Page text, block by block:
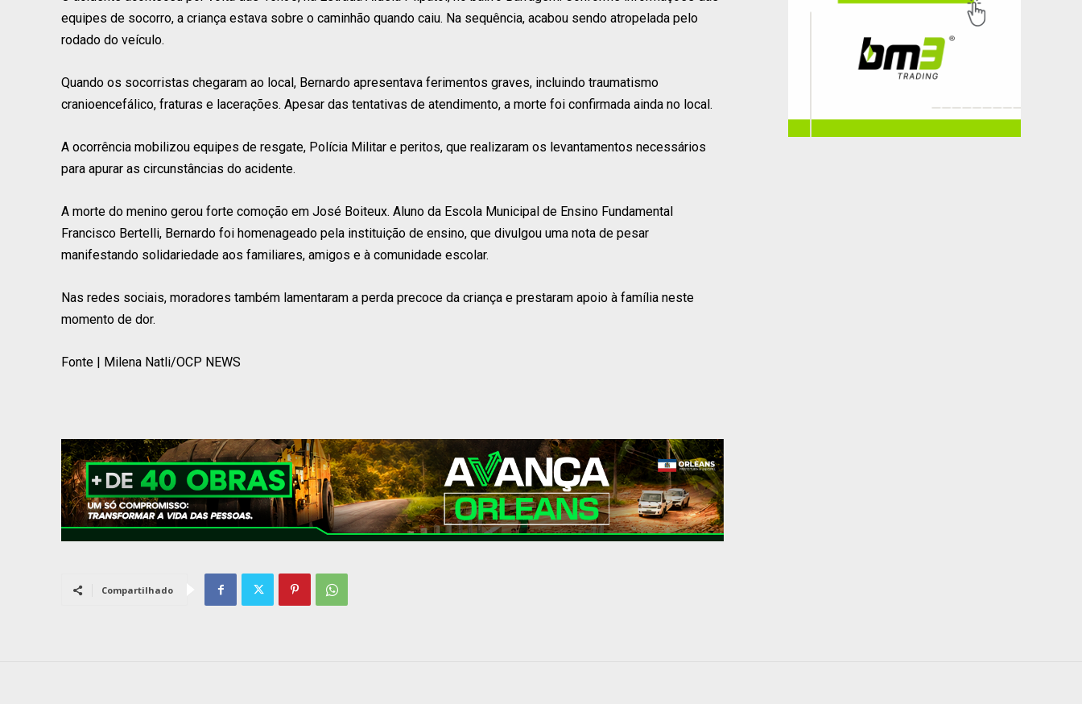
equipes de socorro, a criança estava sobre o caminhão quando caiu. Na sequência, acabou sendo atropelada pelo
rodado do veículo.
Quando os socorristas chegaram ao local, Bernardo apresentava ferimentos graves, incluindo traumatismo
cranioencefálico, fraturas e lacerações. Apesar das tentativas de atendimento, a morte foi confirmada ainda no local.
A ocorrência mobilizou equipes de resgate, Polícia Militar e peritos, que realizaram os levantamentos necessários
para apurar as circunstâncias do acidente.
A morte do menino gerou forte comoção em José Boiteux. Aluno da Escola Municipal de Ensino Fundamental
Francisco Bertelli, Bernardo foi homenageado pela instituição de ensino, que divulgou uma nota de pesar
manifestando solidariedade aos familiares, amigos e à comunidade escolar.
Nas redes sociais, moradores também lamentaram a perda precoce da criança e prestaram apoio à família neste
momento de dor.
Fonte | Milena Natli/OCP NEWS
Compartilhado